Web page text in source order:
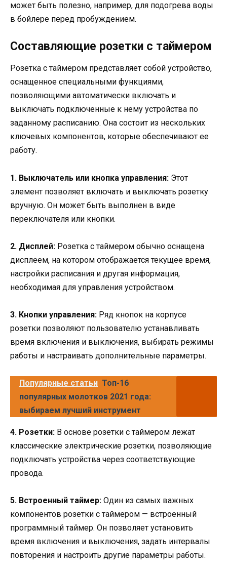
может быть полезно, например, для подогрева воды
в бойлере перед пробуждением.
Составляющие розетки с таймером
Розетка с таймером представляет собой устройство,
оснащенное специальными функциями,
позволяющими автоматически включать и
выключать подключенные к нему устройства по
заданному расписанию. Она состоит из нескольких
ключевых компонентов, которые обеспечивают ее
работу.
1. Выключатель или кнопка управления: Этот
элемент позволяет включать и выключать розетку
вручную. Он может быть выполнен в виде
переключателя или кнопки.
2. Дисплей: Розетка с таймером обычно оснащена
дисплеем, на котором отображается текущее время,
настройки расписания и другая информация,
необходимая для управления устройством.
3. Кнопки управления: Ряд кнопок на корпусе
розетки позволяют пользователю устанавливать
время включения и выключения, выбирать режимы
работы и настраивать дополнительные параметры.
Популярные статьи Топ-16
популярных молотков 2021 года:
выбираем лучший инструмент
4. Розетки: В основе розетки с таймером лежат
классические электрические розетки, позволяющие
подключать устройства через соответствующие
провода.
5. Встроенный таймер: Один из самых важных
компонентов розетки с таймером — встроенный
программный таймер. Он позволяет установить
время включения и выключения, задать интервалы
повторения и настроить другие параметры работы.